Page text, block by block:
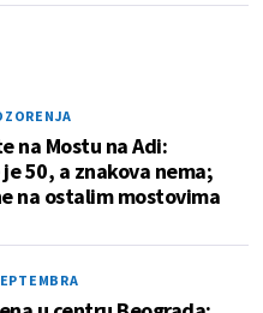
na Mostu na Adi:
50, a znakova nema;
na ostalim mostovima